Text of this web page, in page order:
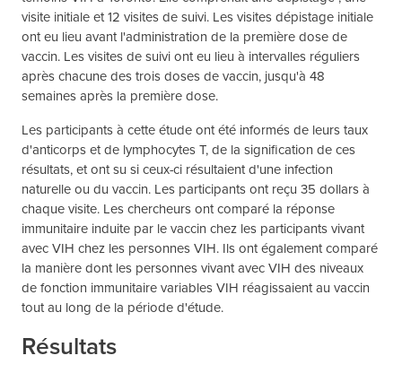
visite initiale et 12 visites de suivi. Les visites dépistage initiale
ont eu lieu avant l'administration de la première dose de
vaccin. Les visites de suivi ont eu lieu à intervalles réguliers
après chacune des trois doses de vaccin, jusqu'à 48
semaines après la première dose.
Les participants à cette étude ont été informés de leurs taux
d'anticorps et de lymphocytes T, de la signification de ces
résultats, et ont su si ceux-ci résultaient d'une infection
naturelle ou du vaccin. Les participants ont reçu 35 dollars à
chaque visite. Les chercheurs ont comparé la réponse
immunitaire induite par le vaccin chez les participants vivant
avec VIH chez les personnes VIH. Ils ont également comparé
la manière dont les personnes vivant avec VIH des niveaux
de fonction immunitaire variables VIH réagissaient au vaccin
tout au long de la période d'étude.
Résultats